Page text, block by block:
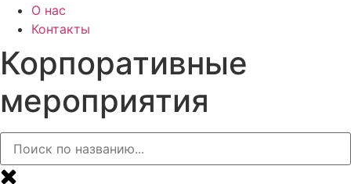
О нас
Контакты
Корпоративные
мероприятия